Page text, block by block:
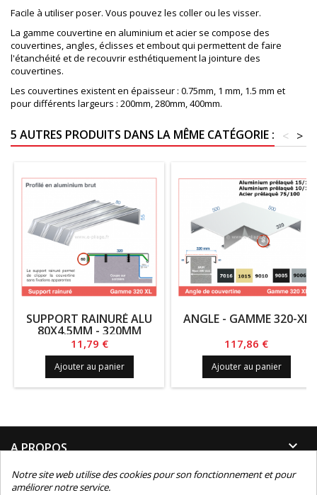
Facile à utiliser poser. Vous pouvez les coller ou les visser.
La gamme couvertine en aluminium et acier se compose des
couvertines, angles, éclisses et embout qui permettent de faire
l'étanchéité et de recouvrir esthétiquement la jointure des
couvertines.
Les couvertines existent en épaisseur : 0.75mm, 1 mm, 1.5 mm et
pour différents largeurs : 200mm, 280mm, 400mm.
5 AUTRES PRODUITS DANS LA MÊME CATÉGORIE : >
<
SUPPORT RAINURÉ ALU
80X4.5MM - 320MM
Prix
11,79 €
Ajouter au panier
ANGLE - GAMME 320-XL
Prix
117,86 €
Ajouter au panier
A PROPOS 
INFORMATIONS 
Notre site web utilise des cookies pour son fonctionnement et pour
améliorer notre service.